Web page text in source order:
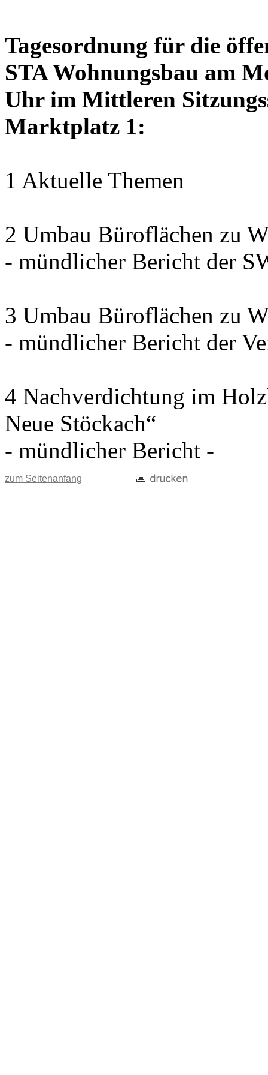
Tagesordnung für die
STA Wohnungsbau am
Uhr im Mittleren
Marktplatz 1:
1 Aktuelle Themen
2 Umbau Büroflächen zu
- mündlicher Bericht der
3 Umbau Büroflächen zu
- mündlicher Bericht der
4 Nachverdichtung im
Neue Stöckach“
- mündlicher Bericht -
zum Seitenanfang